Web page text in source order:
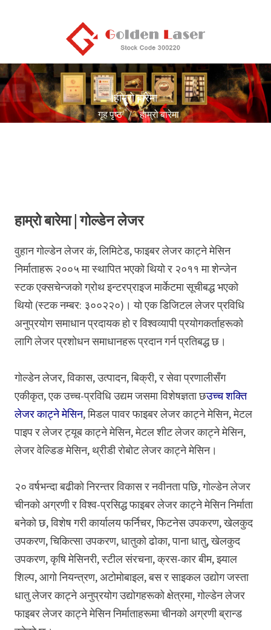
हाम्रो बारेमा
गृह पृष्ठ हाम्रो बारेमा
हाम्रो बारेमा | गोल्डेन लेजर
वुहान गोल्डेन लेजर कं, लिमिटेड, फाइबर लेजर काट्ने मेसिन
निर्माताहरू २००५ मा स्थापित भएको थियो र २०११ मा शेन्जेन
स्टक एक्सचेन्जको ग्रोथ इन्टरप्राइज मार्केटमा सूचीबद्ध भएको
थियो (स्टक नम्बर: ३००२२०)। यो एक डिजिटल लेजर प्रविधि
अनुप्रयोग समाधान प्रदायक हो र विश्वव्यापी प्रयोगकर्ताहरूको
लागि लेजर प्रशोधन समाधानहरू प्रदान गर्न प्रतिबद्ध छ।
गोल्डेन लेजर, विकास, उत्पादन, बिक्री, र सेवा प्रणालीसँग
एकीकृत, एक उच्च-प्रविधि उद्यम जसमा विशेषज्ञता छउच्च शक्ति
लेजर काट्ने मेसिन, मिडल पावर फाइबर लेजर काट्ने मेसिन, मेटल
पाइप र लेजर ट्यूब काट्ने मेसिन, मेटल शीट लेजर काट्ने मेसिन,
लेजर वेल्डिङ मेसिन, थ्रीडी रोबोट लेजर काट्ने मेसिन।
२० वर्षभन्दा बढीको निरन्तर विकास र नवीनता पछि, गोल्डेन लेजर
चीनको अग्रणी र विश्व-प्रसिद्ध फाइबर लेजर काट्ने मेसिन निर्माता
बनेको छ, विशेष गरी कार्यालय फर्निचर, फिटनेस उपकरण, खेलकुद
उपकरण, चिकित्सा उपकरण, धातुको ढोका, पाना धातु, खेलकुद
उपकरण, कृषि मेसिनरी, स्टील संरचना, क्रस-कार बीम, झ्याल
शिल्प, आगो नियन्त्रण, अटोमोबाइल, बस र साइकल उद्योग जस्ता
धातु लेजर काट्ने अनुप्रयोग उद्योगहरूको क्षेत्रमा, गोल्डेन लेजर
फाइबर लेजर काट्ने मेसिन निर्माताहरूमा चीनको अग्रणी ब्रान्ड